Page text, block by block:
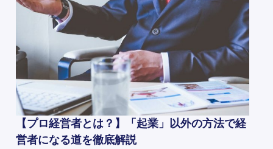
【プロ経営者とは？】「起業」以外の方法で経
営者になる道を徹底解説